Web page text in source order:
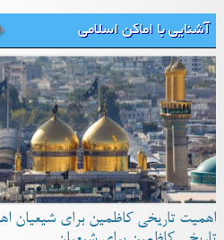
آشنایی با اماکن اسلامی
اهمیت تاریخی کاظمین برای شیعیان